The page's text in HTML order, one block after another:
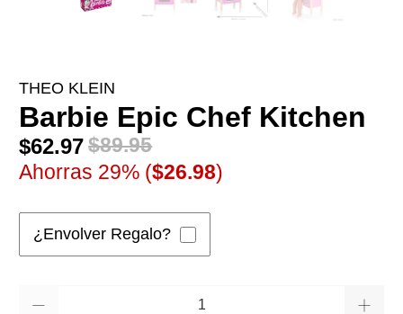
THEO KLEIN
Barbie Epic Chef Kitchen
$62.97 $89.95
Ahorras 29% ($26.98)
¿Envolver Regalo?